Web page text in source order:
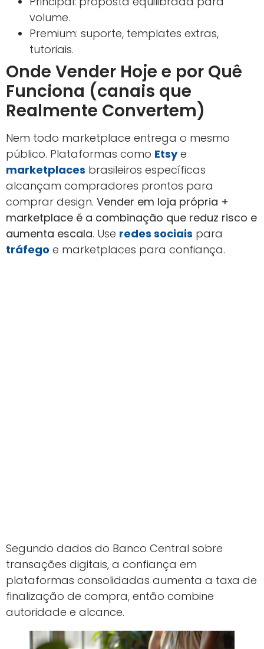
volume.
Premium: suporte, templates extras,
tutoriais.
Onde Vender Hoje e por Quê
Funciona (canais que
Realmente Convertem)
Nem todo marketplace entrega o mesmo
público. Plataformas como Etsye
marketplaces brasileiros específicas
alcançam compradores prontos para
comprar design. Vender em loja própria +
marketplace é a combinação que reduz risco e
aumenta escala. Use redes sociais para
tráfego e marketplaces para confiança.
Segundo dados do Banco Central sobre
transações digitais, a confiança em
plataformas consolidadas aumenta a taxa de
finalização de compra, então combine
autoridade e alcance.